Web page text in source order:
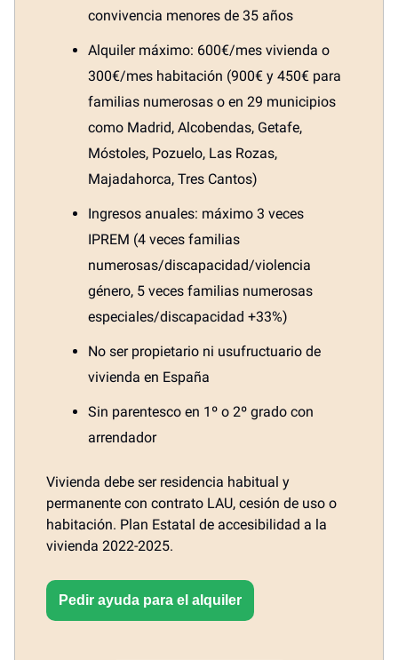
convivencia menores de 35 años
Alquiler máximo: 600€/mes vivienda o
300€/mes habitación (900€ y 450€ para
familias numerosas o en 29 municipios
como Madrid, Alcobendas, Getafe,
Móstoles, Pozuelo, Las Rozas,
Majadahorca, Tres Cantos)
Ingresos anuales: máximo 3 veces
IPREM (4 veces familias
numerosas/discapacidad/violencia
género, 5 veces familias numerosas
especiales/discapacidad +33%)
No ser propietario ni usufructuario de
vivienda en España
Sin parentesco en 1º o 2º grado con
arrendador
Vivienda debe ser residencia habitual y
permanente con contrato LAU, cesión de uso o
habitación. Plan Estatal de accesibilidad a la
vivienda 2022-2025.
Pedir ayuda para el alquiler